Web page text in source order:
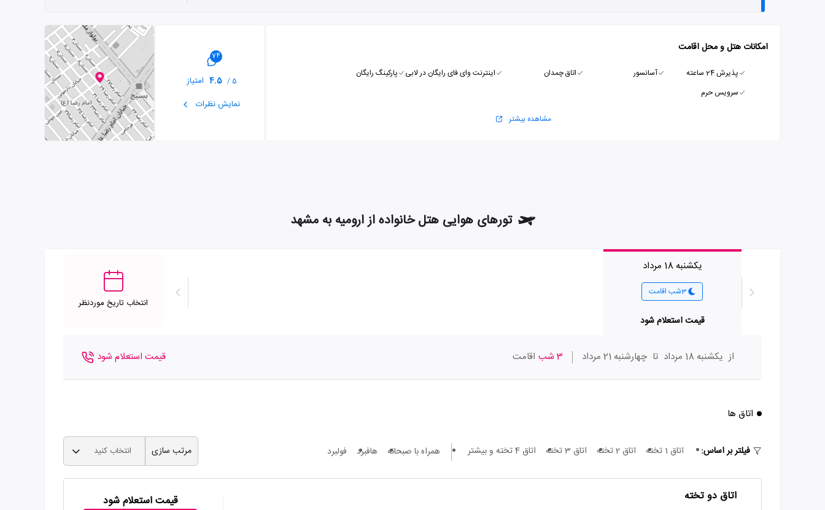
امکانات هتل و محل اقامت
پذیرش 24 ساعته آسانسور اتاق چمدان اینترنت وای فای رایگان در لابی
پارکینگ رایگان
سرویس حرم
مشاهده بیشتر
74
5 /
4.5 امتیاز
نمایش نظرات
تورهای هوایی هتل خانواده از ارومیه به مشهد
یکشنبه 18 مرداد
3شب اقامت
قیمت استعلام شود
انتخاب تاریخ موردنظر
از یکشنبه 18 مرداد تا چهارشنبه 21 مرداد 3 شب اقامت قیمت استعلام شود
اتاق ها
فیلتر بر اساس: اتاق 1 تخته اتاق 2 تخته اتاق 3 تخته اتاق 4 تخته و بیشتر همراه با صبحانه هافبرد فولبرد مرتب سازی انتخاب کنید
اتاق دو تخته
قیمت استعلام شود